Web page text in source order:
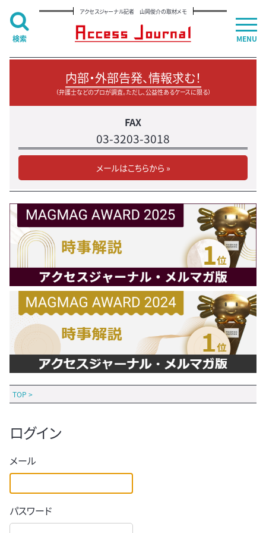
アクセスジャーナル記者 山岡俊介の取材メモ
内部・外部告発、情報求む！
（弁護士などのプロが調査。ただし、公益性あるケースに限る）
FAX
03-3203-3018
メールはこちらから »
TOP >
ログイン
メール
パスワード
MENU
検索